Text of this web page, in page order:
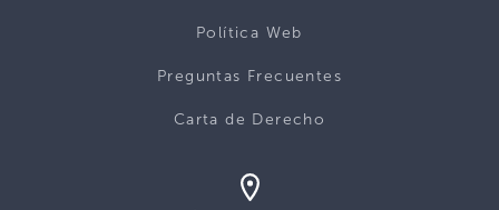
Política Web
Preguntas Frecuentes
Carta de Derecho